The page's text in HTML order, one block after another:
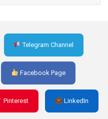
Telegram Channel
Facebook Page
Pinterest LinkedIn